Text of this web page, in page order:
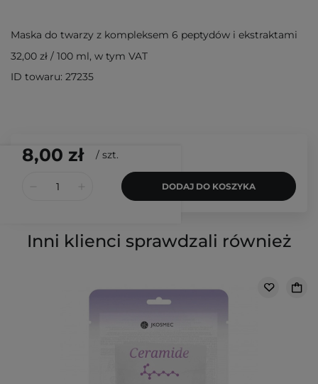
8,00 zł / szt.
DODAJ DO KOSZYKA
Maska do twarzy z kompleksem 6 peptydów i ekstraktami
32,00 zł / 100 ml, w tym VAT
ID towaru: 27235
Inni klienci sprawdzali również